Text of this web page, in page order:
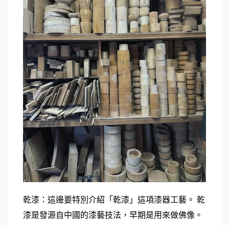
乾漆：這邊要特別介紹「乾漆」這項漆器工藝。 乾
漆是發源自中國的漆藝技法，早期是用來做佛像。